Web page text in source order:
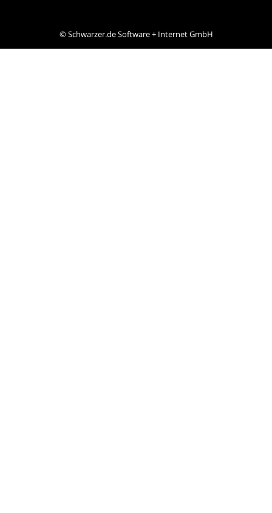
©Schwarzer.de Software + Internet GmbH